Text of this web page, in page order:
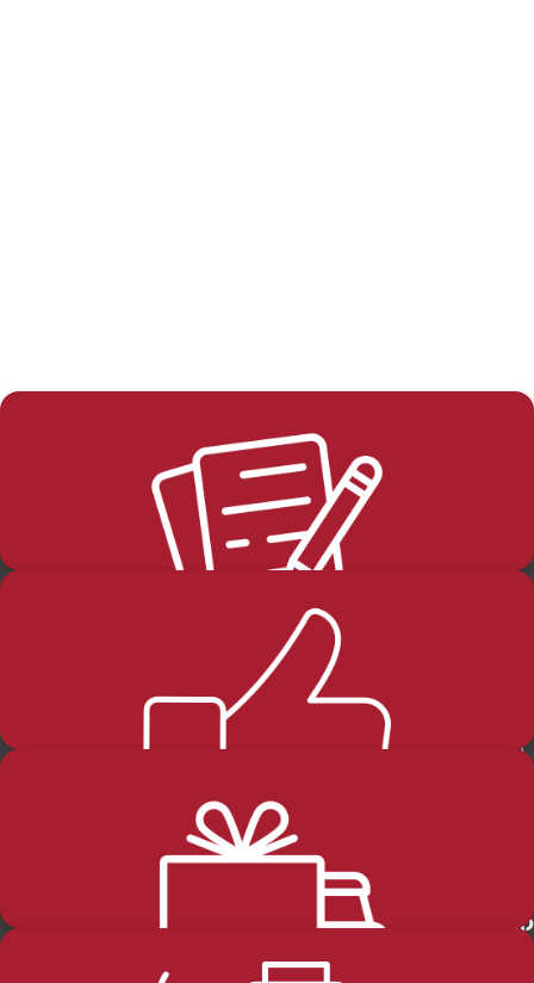
בלוג
החזרות-והחלפות
קטגוריות מוצרים מידע כללי
דף הבית